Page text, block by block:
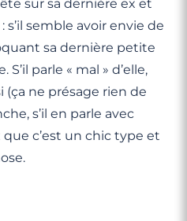
sur sa dernière ex et
semble avoir envie de
sa dernière petite
S’il parle « mal » d’elle,
(ça ne présage rien de
s’il en parle avec
c’est un chic type et